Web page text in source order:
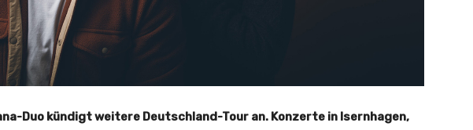
Duo kündigt weitere Deutschland-Tour an. Konzerte in Isernhagen,